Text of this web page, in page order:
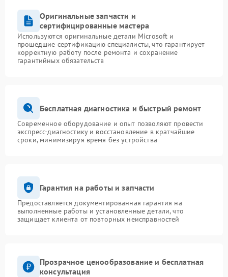
Оригинальные запчасти и
сертифицированные мастера
Используются оригинальные детали Microsoft и
прошедшие сертификацию специалисты, что гарантирует
корректную работу после ремонта и сохранение
гарантийных обязательств
Бесплатная диагностика и быстрый ремонт
Современное оборудование и опыт позволяют провести
экспресс-диагностику и восстановление в кратчайшие
сроки, минимизируя время без устройства
Гарантия на работы и запчасти
Предоставляется документированная гарантия на
выполненные работы и установленные детали, что
защищает клиента от повторных неисправностей
Прозрачное ценообразование и бесплатная
консультация